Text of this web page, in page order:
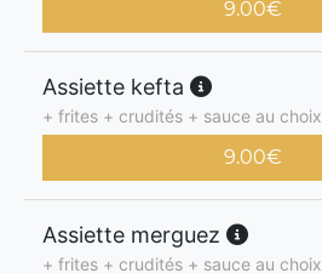
9.00€
Assiette kefta
+ frites + crudités + sauce au choix
9.00€
Assiette merguez
+ frites + crudités + sauce au choix